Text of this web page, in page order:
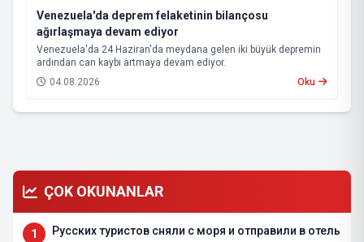
Venezuela'da deprem felaketinin bilançosu
ağırlaşmaya devam ediyor
Venezuela'da 24 Haziran'da meydana gelen iki büyük depremin
ardından can kaybı artmaya devam ediyor.
04.08.2026
Oku
ÇOK OKUNANLAR
1 Русских туристов сняли с моря и отправили в отель